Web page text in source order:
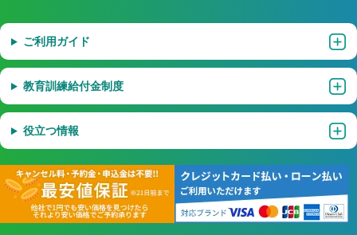
ご利用ガイド
教育訓練給付金制度
役立つ情報